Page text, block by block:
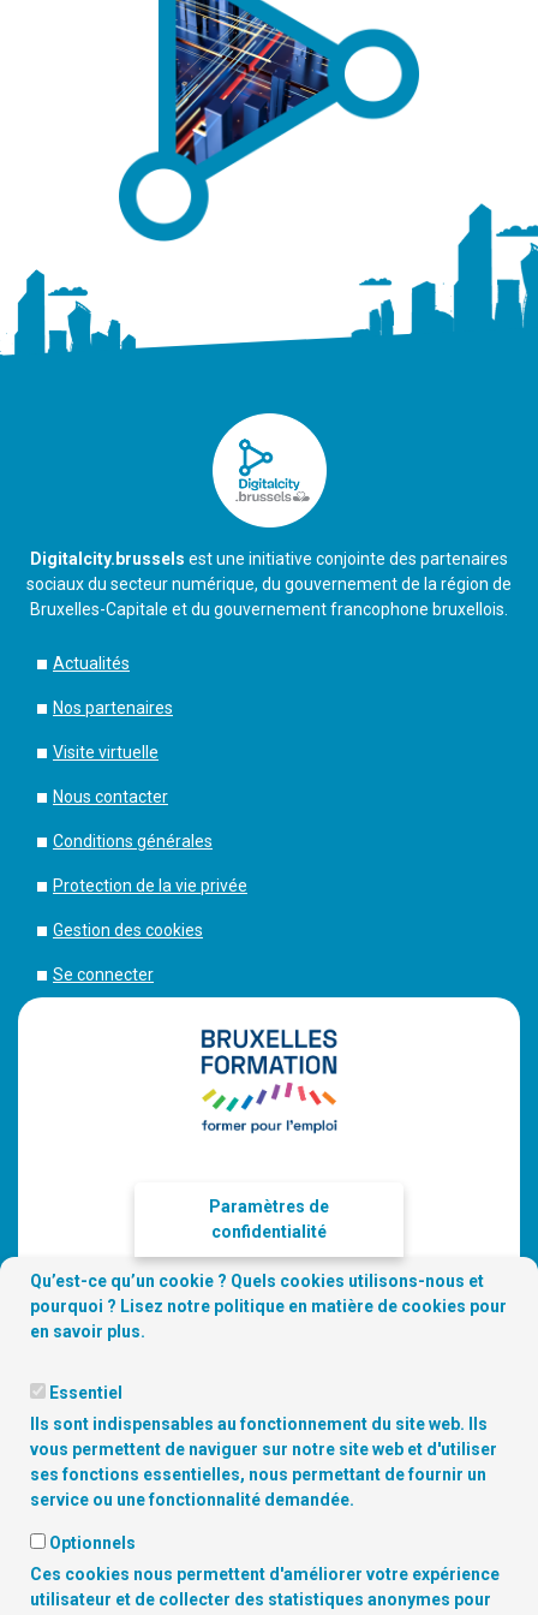
Digitalcity c’est aussi unréseau et une offre de
. Avec unequinzaine de salles équipées
studio digital media, deslaboratoires
dédiés aux
technologies réseaux (CISCO) et à la validation des
, Digitalcity propose une offre de
formation longue et courte à destination des
chercheurs d’emploi et des employés.
Valider ses compétences
>>
>>Former ses collaborateurs
Un accompagnement professionnel
d’emploi par des conseillers présents dans les locaux
du Pôle. Le Pôle Formation-Emploi s’investit
également dans des «
matching » entre chercheurs
d’emploi sortant d’une formation et des entreprises
ainsi qu’un processus de facilitation derecrutement
pour les entreprises.
Digitalcity est le Pôle d’innovation qui réunit les grands
acteurs bruxellois des métiers et de la formation du
passerelle entre les entreprises et les chercheurs
d’emploi, des formations et une volonté de
points cardinaux de notre vision.
Digitalcity.brussels est une initiative conjointe des partenaires
sociaux du secteur numérique, du gouvernement de la région de
Bruxelles-Capitale et du gouvernement francophone bruxellois.
Actualités
Nos partenaires
Visite virtuelle
Nous contacter
Conditions générales
Protection de la vie privée
Gestion des cookies
Se connecter
Copyright
© 2026 Digitalcity.brussels | Trouvez-nous sur les
réseaux sociaux:
Paramètres de
confidentialité
Qu’est-ce qu’un cookie ? Quels cookies utilisons-nous et
pourquoi ? Lisez notre politique en matière de cookies pour
en savoir plus.
Essentiel
Ils sont indispensables au fonctionnement du site web. Ils
vous permettent de naviguer sur notre site web et d'utiliser
ses fonctions essentielles, nous permettant de fournir un
service ou une fonctionnalité demandée.
Optionnels
Ces cookies nous permettent d'améliorer votre expérience
utilisateur et de collecter des statistiques anonymes pour